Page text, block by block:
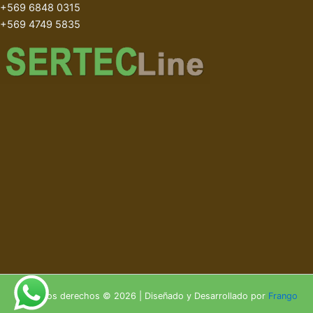
+569 6848 0315
+569 4749 5835
Todos los derechos © 2026 | Diseñado y Desarrollado por Frango